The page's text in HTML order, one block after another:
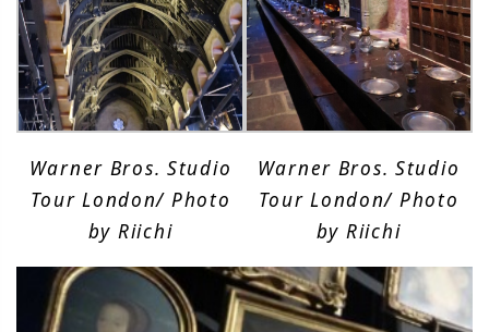
Warner Bros. Studio
Tour London/ Photo
by Riichi
Warner Bros. Studio
Tour London/ Photo
by Riichi